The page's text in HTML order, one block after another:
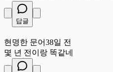
답글
현명한 문어38일 전
몇 년 전이랑 똑같네